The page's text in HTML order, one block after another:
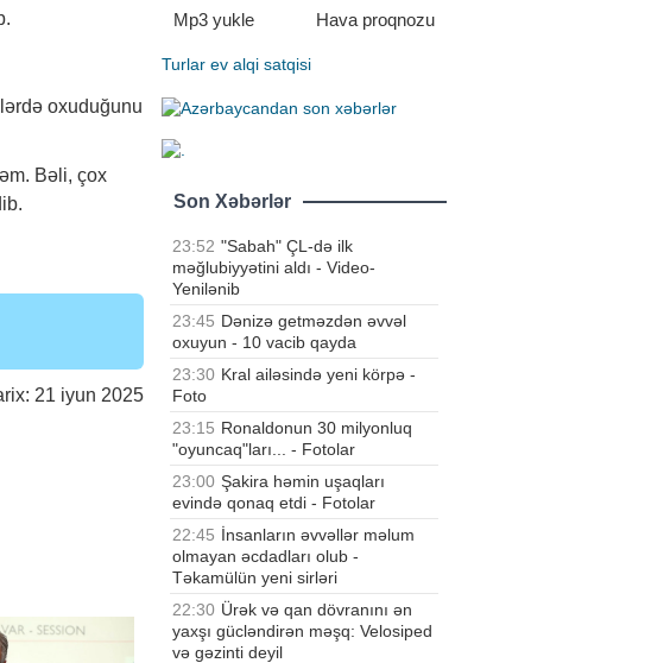
oxuduğunu
Bəli, çox
21 iyun 2025
Mp3 yukle
Hava proqnozu
Turlar ev alqi satqisi
Son Xəbərlər
23:52 "Sabah" ÇL-də ilk
məğlubiyyətini aldı - Video-
Yenilənib
23:45 Dənizə getməzdən əvvəl
oxuyun - 10 vacib qayda
23:30 Kral ailəsində yeni körpə -
Foto
23:15 Ronaldonun 30 milyonluq
"oyuncaq"ları... - Fotolar
23:00 Şakira həmin uşaqları
evində qonaq etdi - Fotolar
22:45 İnsanların əvvəllər məlum
olmayan əcdadları olub -
Təkamülün yeni sirləri
22:30 Ürək və qan dövranını ən
yaxşı gücləndirən məşq: Velosiped
və gəzinti deyil